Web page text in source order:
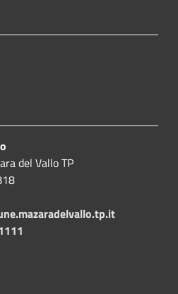
del Vallo TP